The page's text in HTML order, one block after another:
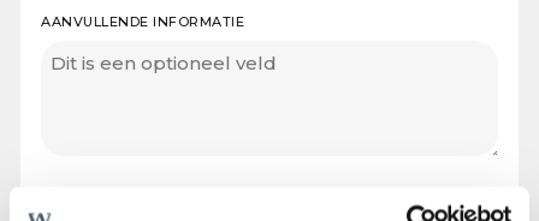
AANVULLENDE INFORMATIE